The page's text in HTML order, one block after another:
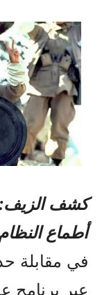
كشف الزيف:
أطماع
عبر برنامج